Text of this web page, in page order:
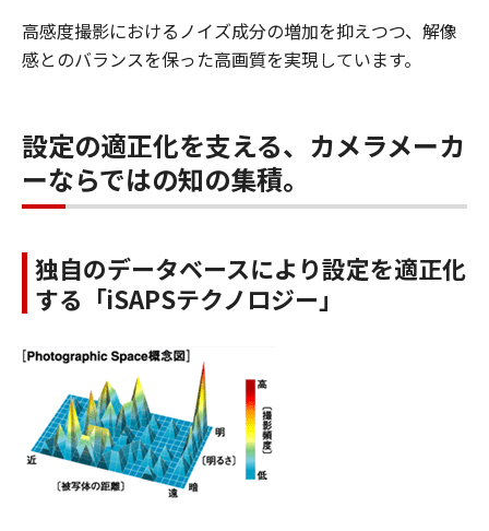
高感度撮影におけるノイズ成分の増加を抑えつつ、解像
感とのバランスを保った高画質を実現しています。
設定の適正化を支える、カメラメーカ
ーならではの知の集積。
独自のデータベースにより設定を適正化
する「iSAPSテクノロジー」